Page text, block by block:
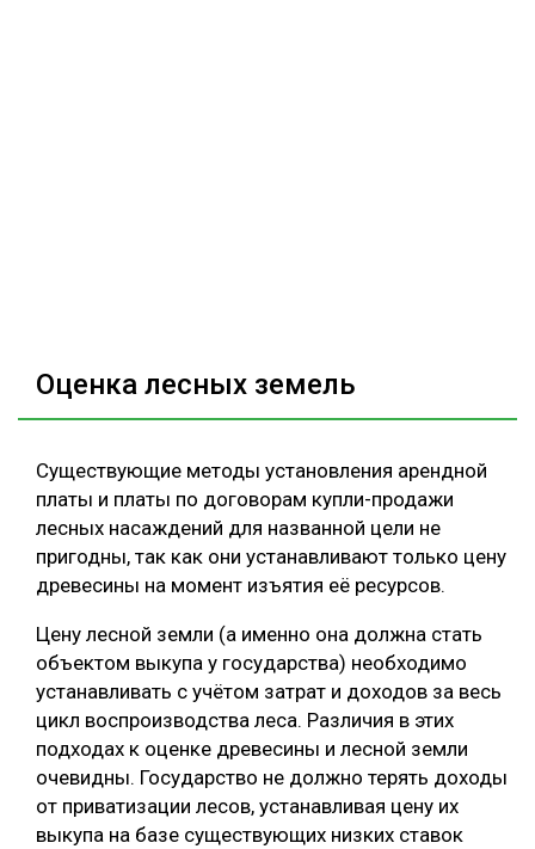
Оценка лесных земель
Существующие методы установления арендной
платы и платы по договорам купли-продажи
лесных насаждений для названной цели не
пригодны, так как они устанавливают только цену
древесины на момент изъятия её ресурсов.
Цену лесной земли (а именно она должна стать
объектом выкупа у государства) необходимо
устанавливать с учётом затрат и доходов за весь
цикл воспроизводства леса. Различия в этих
подходах к оценке древесины и лесной земли
очевидны. Государство не должно терять доходы
от приватизации лесов, устанавливая цену их
выкупа на базе существующих низких ставок